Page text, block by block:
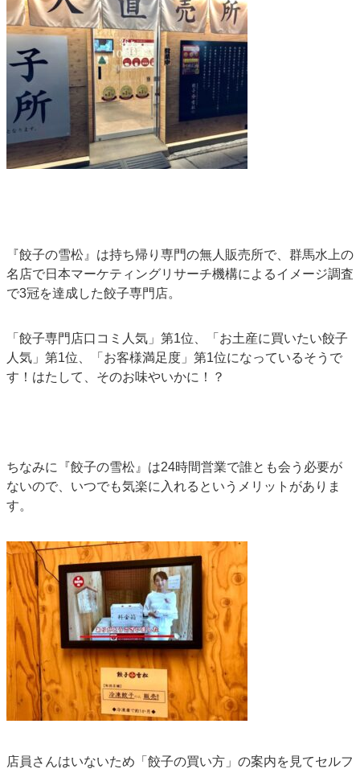
『餃子の雪松』は持ち帰り専門の無人販売所で、群馬水上の
名店で日本マーケティングリサーチ機構によるイメージ調査
で3冠を達成した餃子専門店。
「餃子専門店口コミ人気」第1位、「お土産に買いたい餃子
人気」第1位、「お客様満足度」第1位になっているそうで
す！はたして、そのお味やいかに！？
ちなみに『餃子の雪松』は24時間営業で誰とも会う必要が
ないので、いつでも気楽に入れるというメリットがありま
す。
店員さんはいないため「餃子の買い方」の案内を見てセルフ